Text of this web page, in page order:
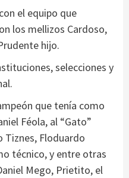
el equipo que
los mellizos Cardoso,
hijo.
selecciones y
que tenía como
Féola, al “Gato”
Tiznes, Floduardo
técnico, y entre otras
Mego, Prietito, el